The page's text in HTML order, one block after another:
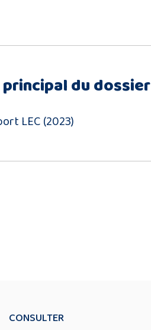
du dossier
LEC (2023)
CONSULTER